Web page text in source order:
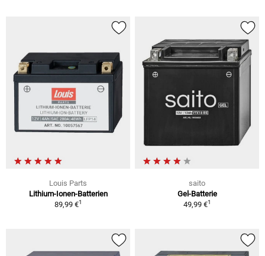
Louis Parts
Lithium-Ionen-Batterien
89,99 €1
saito
Gel-Batterie
49,99 €1